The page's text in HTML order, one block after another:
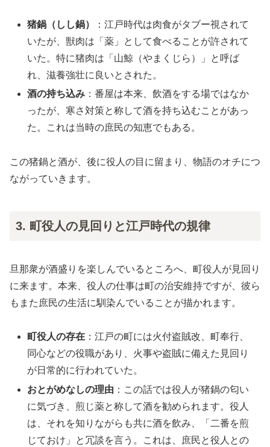
猪鍋（しし鍋）
：江戸時代は肉食がタブー視されて
いたが、獣肉は「薬」として食べることが許されて
いた。特に猪肉は「山鯨（やまくじら）」と呼ば
れ、滋養強壮に良いとされた。
酒の持ち込み ：番屋は本来、飲酒をする場ではなか
ったが、寒さ対策と称して酒を持ち込むことがあっ
た。これは当時の庶民の知恵でもある。
この猪鍋と酒が、後に役人の目に留まり、物語のオチにつ
ながっていきます。
3. 町役人の見回りと江戸時代の規律
旦那衆が酒盛りを楽しんでいるところへ、町役人が見回り
に来ます。本来、役人の仕事は町の治安維持ですが、彼ら
もまた庶民の生活に馴染んでいることが描かれます。
町役人の存在 ：江戸の町には火付盗賊改、町奉行、
同心などの役職があり、火事や盗賊に備えた見回り
が日常的に行われていた。
おとがめなしの理由 ：この話では役人が猪鍋の匂い
に気づき、煎じ薬と称して酒を勧められます。役人
は、それを知りながらも共に酒を飲み、「二番を煎
じておけ」と冗談を言う。これは、庶民と役人との